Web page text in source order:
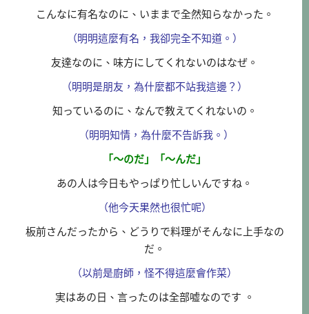
こんなに有名なのに、いままで全然知らなかった。
（明明這麼有名，我卻完全不知道。）
友達なのに、味方にしてくれないのはなぜ。
（明明是朋友，為什麼都不站我這邊？）
知っているのに、なんで教えてくれないの。
（明明知情，為什麼不告訴我。）
「～のだ」「～んだ」
あの人は今日もやっぱり忙しいんですね。
（他今天果然也很忙呢）
板前さんだったから、どうりで料理がそんなに上手なの
だ。
（以前是廚師，怪不得這麼會作菜）
実はあの日、言ったのは全部嘘なのです 。